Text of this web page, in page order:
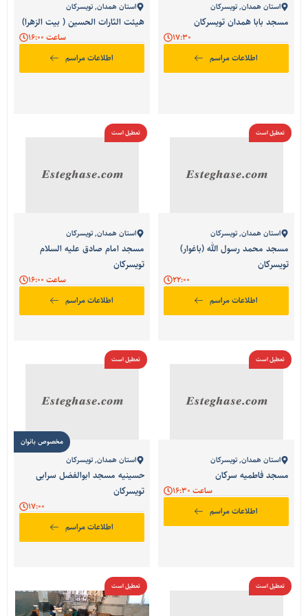
استان همدان,تویسرکان
مسجد بابا همدان تویسرکان
17:30
اطلاعات مراسم
استان همدان,تویسرکان
هیئت الثارات الحسین ( بیت الزهرا)
ساعت 16:00
اطلاعات مراسم
تعطیل است
استان همدان,تویسرکان
مسجد محمد رسول الله (باغوار)
تویسرکان
اطلاعات مراسم
تعطیل است
استان همدان,تویسرکان
مسجد امام صادق علیه السلام
تویسرکان
ساعت 16:00
اطلاعات مراسم
تعطیل است
استان همدان,تویسرکان
مسجد فاطمیه سرکان
ساعت 16:30
اطلاعات مراسم
تعطیل است
استان همدان,تویسرکان
حسینیه مسجد ابوالفضل سرابی
تویسرکان
اطلاعات مراسم
مخصوص بانوان
تعطیل است تعطیل است